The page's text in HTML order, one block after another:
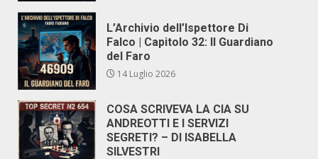
L’Archivio dell’Ispettore Di
Falco | Capitolo 32: Il Guardiano
del Faro
14 Luglio 2026
COSA SCRIVEVA LA CIA SU
ANDREOTTI E I SERVIZI
SEGRETI? – DI ISABELLA
SILVESTRI